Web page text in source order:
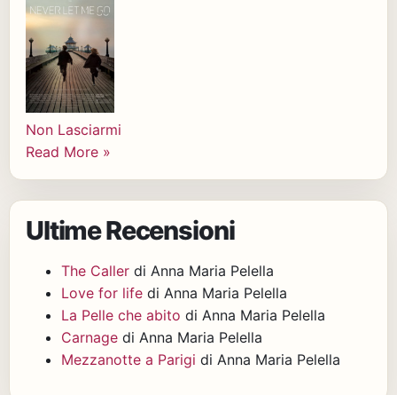
Non Lasciarmi
Read More »
Ultime Recensioni
The Caller di Anna Maria Pelella
Love for life di Anna Maria Pelella
La Pelle che abito di Anna Maria Pelella
Carnage di Anna Maria Pelella
Mezzanotte a Parigi di Anna Maria Pelella